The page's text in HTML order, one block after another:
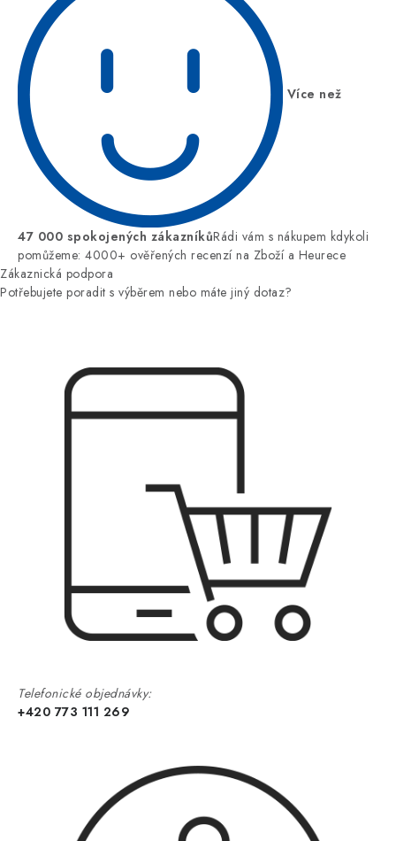
Více než
47 000 spokojených zákazníkůRádi vám s nákupem kdykoli
pomůžeme: 4000+ ověřených recenzí na Zboží a Heurece
Zákaznická podpora
Potřebujete poradit s výběrem nebo máte jiný dotaz?
Telefonické objednávky:
+420 773 111 269